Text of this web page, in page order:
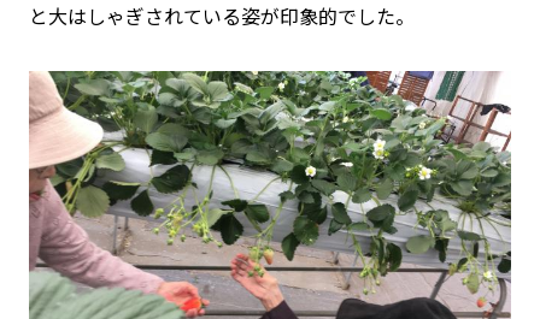
と大はしゃぎされている姿が印象的でした。